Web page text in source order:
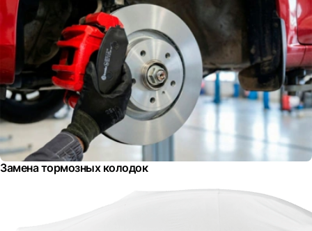
Замена тормозных колодок